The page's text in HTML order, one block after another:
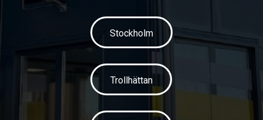
Stockholm
Trollhättan